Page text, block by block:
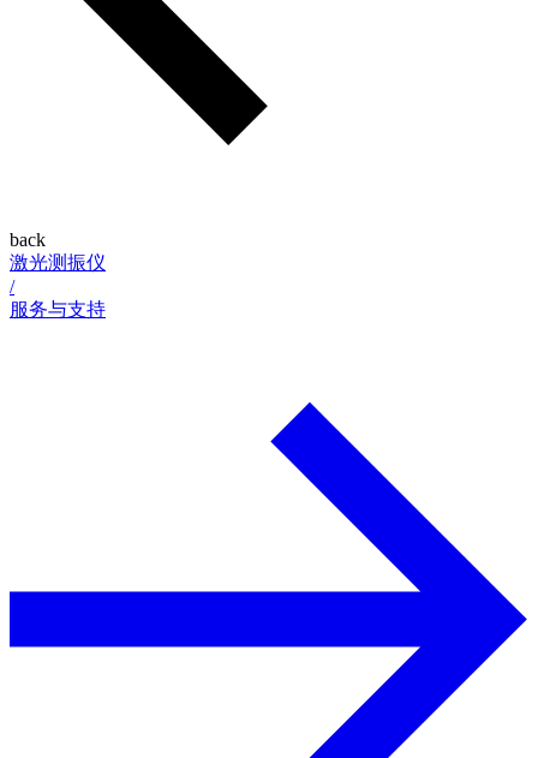
back
激光测振仪
/
服务与支持